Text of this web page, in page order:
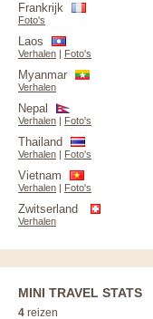
Frankrijk
Foto's
Laos
Verhalen | Foto's
Myanmar
Verhalen
Nepal
Verhalen | Foto's
Thailand
Verhalen | Foto's
Vietnam
Verhalen | Foto's
Zwitserland
Verhalen
MINI TRAVEL STATS
4 reizen